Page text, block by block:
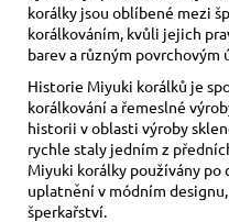
korálky jsou oblíbené mezi
korálkováním, kvůli jejich
barev a různým povrchovým
Historie Miyuki korálků je
korálkování a řemeslné
historii v oblasti výroby
rychle staly jedním z
Miyuki korálky používány po
uplatnění v módním
šperkařství.